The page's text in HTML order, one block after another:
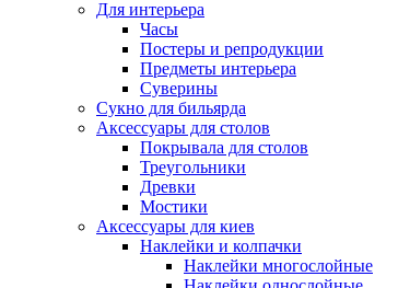
Для интерьера
Часы
Постеры и репродукции
Предметы интерьера
Суверины
Сукно для бильярда
Аксессуары для столов
Покрывала для столов
Треугольники
Древки
Мостики
Аксессуары для киев
Наклейки и колпачки
Наклейки многослойные